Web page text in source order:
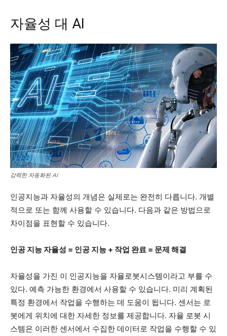
자율성 대 AI
강력한 자동화된 AI
인공지능과 자율성의 개념은 실제로는 완전히 다릅니다. 개별
적으로 또는 함께 사용할 수 있습니다. 다음과 같은 방법으로
차이점을 표현할 수 있습니다.
인공 지능 자율성 = 인공 지능 + 작업 완료 = 문제 해결
자율성을 가진 이 인공지능을 자율로봇시스템이라고 부를 수
있다. 예측 가능한 환경에서 사용할 수 있습니다. 미리 계획된
특정 환경에서 작업을 수행하는 데 도움이 됩니다. 센서는 로
봇에게 위치에 대한 자세한 정보를 제공합니다. 자율 로봇 시
스템은 이러한 센서에서 수집한 데이터로 작업을 수행할 수 있